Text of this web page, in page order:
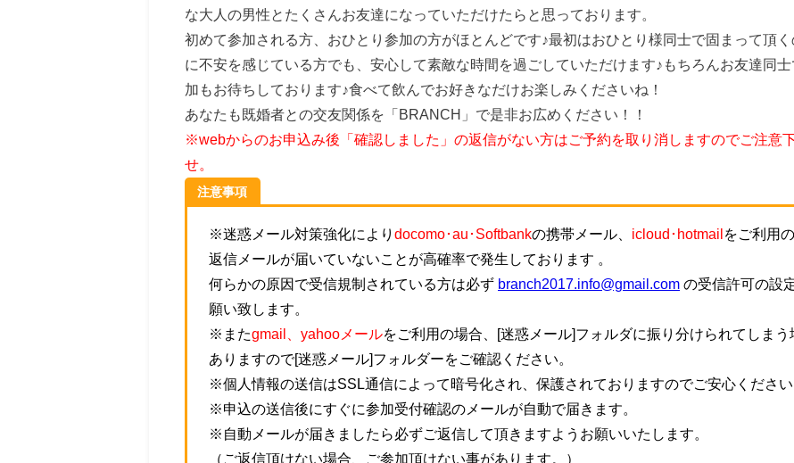
な大人の男性とたくさんお友達になっていただけたらと思っております。
初めて参加される方、おひとり参加の方がほとんどです♪最初はおひとり様同士で固まって頂く
に不安を感じている方でも、安心して素敵な時間を過ごしていただけます♪もちろんお友達同
加もお待ちしております♪食べて飲んでお好きなだけお楽しみくださいね！
あなたも既婚者との交友関係を「BRANCH」で是非お広めください！！
※webからのお申込み後「確認しました」の返信がない方はご予約を取り消しますのでご注意
せ。
注意事項
※迷惑メール対策強化により docomo･au･Softbankの携帯メール、 icloud･hotmail をご利用
返信メールが届いていないことが高確率で発生しております 。
何らかの原因で受信規制されている方は必ず branch2017.info@gmail.com の受信許可の設
願い致します。
※またgmail、yahooメールをご利用の場合、[迷惑メール]フォルダに振り分けられてしまう
ありますので[迷惑メール]フォルダーをご確認ください。
※個人情報の送信はSSL通信によって暗号化され、保護されておりますのでご安心ください
※申込の送信後にすぐに参加受付確認のメールが自動で届きます。
※自動メールが届きましたら必ずご返信して頂きますようお願いいたします。
（ご返信頂けない場合、ご参加頂けない事があります。）